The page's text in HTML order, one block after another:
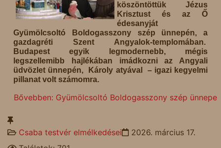
köszöntöttük Jézus
Krisztust és az Ő
édesanyját
Gyümölcsoltó Boldogasszony szép ünnepén, a
gazdagréti Szent Angyalok-templomában.
Budapest egyik legmodernebb, mégis
legszellemibb hajlékában imádkozni az Angyali
üdvözlet ünnepén, Károly atyával – igazi kegyelmi
pillanat volt számomra.
Bővebben: Gyümölcsoltó Boldogasszony szép ünnepe
Csaba testvér elmélkedései
2026. március 17.